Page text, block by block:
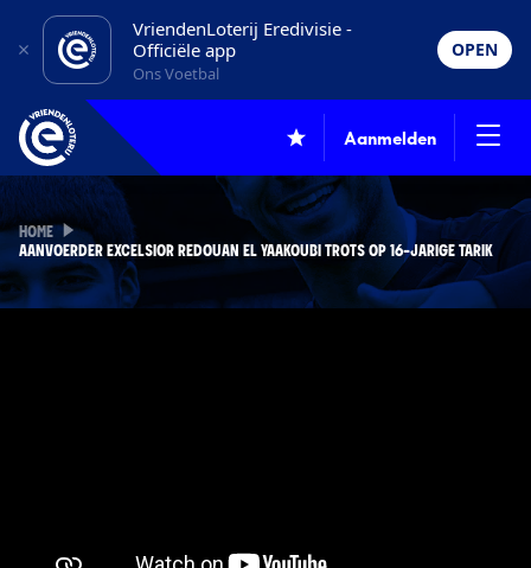
VriendenLoterij Eredivisie -
Officiële app
Ons Voetbal
OPEN
Aanmelden
HOME
AANVOERDER EXCELSIOR REDOUAN EL YAAKOUBI TROTS OP 16-JARIGE TARIK